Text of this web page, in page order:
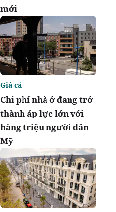
mới
Chi phí nhà ở đang trở
thành áp lực lớn với
hàng triệu người dân
Mỹ
Giá cả